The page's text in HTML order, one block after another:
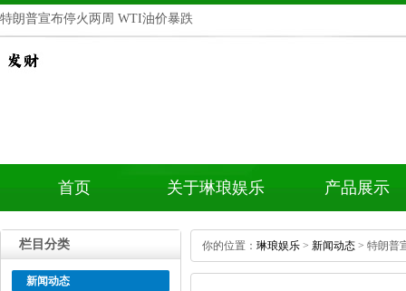
特朗普宣布停火两周WTI油价暴跌
首页 关于琳琅娱乐 产品展示
栏目分类
新闻动态
你的位置： 琳琅娱乐 > 新闻动态 >特朗普